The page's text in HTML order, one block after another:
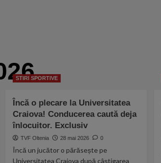
STIRI SPORTIVE
Încă o plecare la Universitatea
Craiova! Conducerea caută deja
înlocuitor. Exclusiv
TVF Oltenia 28 mai 2026 0
Încă un jucător o părăsește pe
Universitatea Craiova după câștigarea